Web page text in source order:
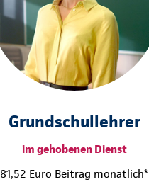
Grundschullehrer
im gehobenen Dienst
81,52 Euro Beitrag monatlich*